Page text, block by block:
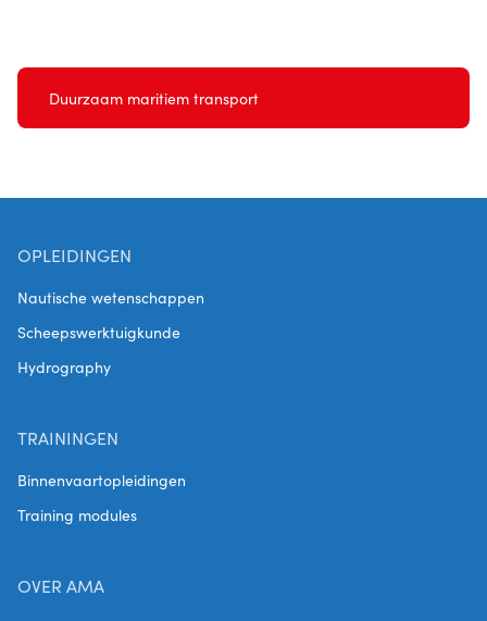
Duurzaam maritiem transport
OPLEIDINGEN
Nautische wetenschappen
Scheepswerktuigkunde
Hydrography
TRAININGEN
Binnenvaartopleidingen
Training modules
OVER AMA